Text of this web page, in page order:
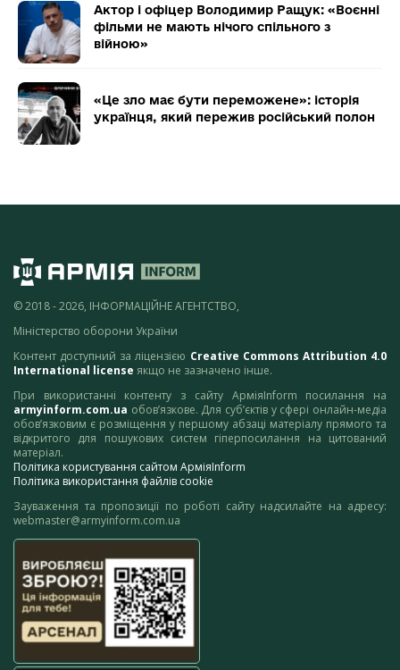
Актор і офіцер Володимир Ращук: «Воєнні
фільми не мають нічого спільного з
війною»
«Це зло має бути переможене»: історія
українця, який пережив російський полон
© 2018 - 2026, ІНФОРМАЦІЙНЕ АГЕНТСТВО,
Міністерство оборони України
Контент доступний за ліцензією Creative Commons Attribution 4.0
International license якщо не зазначено інше.
При використанні контенту з сайту АрміяInform посилання на
armyinform.com.ua обов’язкове. Для суб’єктів у сфері онлайн-медіа
обов’язковим є розміщення у першому абзаці матеріалу прямого та
відкритого для пошукових систем гіперпосилання на цитований
матеріал.
Політика користування сайтом АрміяInform
Політика використання файлів cookie
Зауваження та пропозиції по роботі сайту надсилайте на адресу:
webmaster@armyinform.com.ua